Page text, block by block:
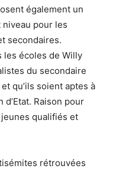
également un
pour les
secondaires.
les écoles de Willy
du secondaire
qu’ils soient aptes à
d’Etat. Raison pour
qualifiés et
rétrouvées